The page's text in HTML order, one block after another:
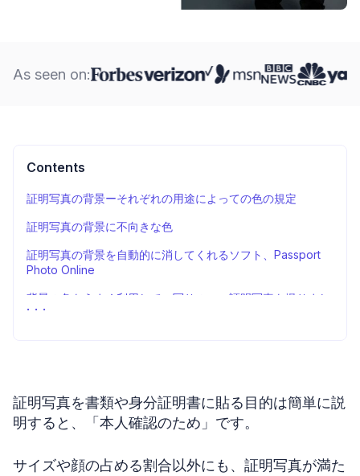
As seen on:
Contents
証明写真の背景ーそれぞれの用途によっての色の規定
証明写真の背景に不向きな色
証明写真の背景を自動的に消してくれるソフト、Passport
Photo Online
背景の色をうまく利用して、写りのいい証明写真を撮りまし
ょう！
証明写真を書類や身分証明書に貼る目的は簡単に説
明すると、「本人確認のため」です。
サイズや顔の占める割合以外にも、証明写真が満た